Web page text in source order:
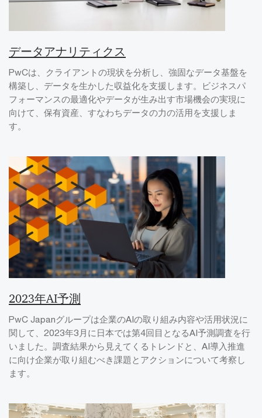
データアナリティクス
PwCは、クライアントの現状を分析し、強固なデータ基盤を
構築し、データを生かした収益化を支援します。ビジネスパ
フォーマンスの最適化やデータが生み出す市場機会の実現に
向けて、保有資産、すなわちデータの力の活用を支援しま
す。
2023年AI予測
PwC Japanグループは企業のAIの取り組み内容や活用状況に
関して、2023年3月に日本では第4回目となるAI予測調査を行
いました。調査結果から見えてくるトレンドと、AI導入推進
に向け企業が取り組むべき課題とアクションについて考察し
ます。